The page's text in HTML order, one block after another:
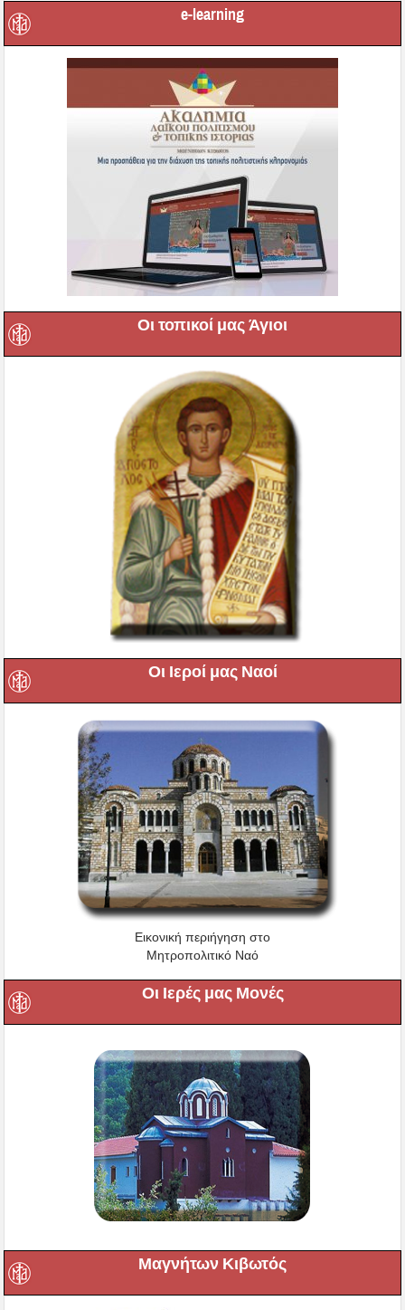
e-learning
Οι τοπικοί μας Άγιοι
Οι Ιεροί μας Ναοί
Εικονική περιήγηση στο
Μητροπολιτικό Ναό
Οι Ιερές μας Μονές
Μαγνήτων Κιβωτός